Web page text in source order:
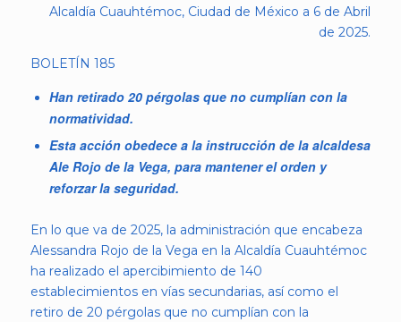
Alcaldía Cuauhtémoc, Ciudad de México a 6 de Abril
de 2025.
BOLETÍN 185
Han retirado 20 pérgolas que no cumplían con la
normatividad.
Esta acción obedece a la instrucción de la alcaldesa
Ale Rojo de la Vega, para mantener el orden y
reforzar la seguridad.
En lo que va de 2025, la administración que encabeza
Alessandra Rojo de la Vega en la Alcaldía Cuauhtémoc
ha realizado el apercibimiento de 140
establecimientos en vías secundarias, así como el
retiro de 20 pérgolas que no cumplían con la